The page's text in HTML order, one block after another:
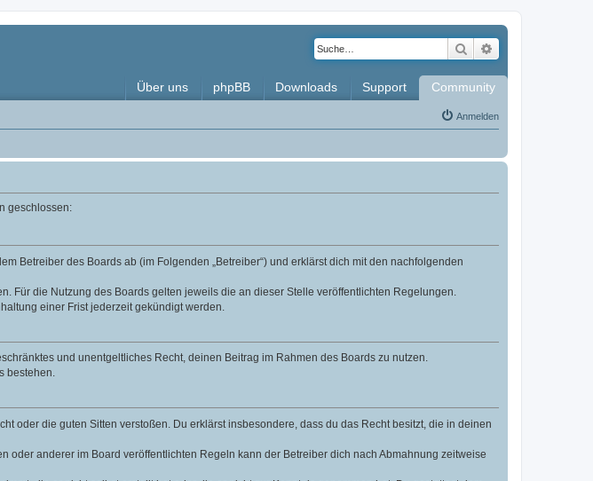
Suche
Über uns phpBB Downloads Support Community
Anmelden
geschlossen:
Betreiber des Boards ab (im Folgenden „Betreiber“) und erklärst dich mit den nachfolgenden
Für die Nutzung des Boards gelten jeweils die an dieser Stelle veröffentlichten Regelungen.
einer Frist jederzeit gekündigt werden.
und unentgeltliches Recht, deinen Beitrag im Rahmen des Boards zu nutzen.
bestehen.
oder die guten Sitten verstoßen. Du erklärst insbesondere, dass du das Recht besitzt, die in deinen
anderer im Board veröffentlichten Regeln kann der Betreiber dich nach Abmahnung zeitweise